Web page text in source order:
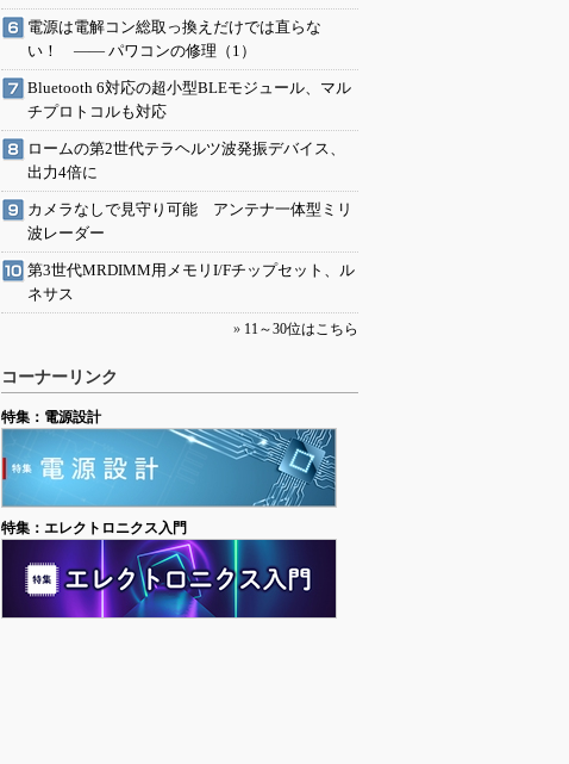
電源は電解コン総取っ換えだけでは直らな
い！ ―― パワコンの修理（1）
Bluetooth 6対応の超小型BLEモジュール、マル
チプロトコルも対応
ロームの第2世代テラヘルツ波発振デバイス、
出力4倍に
カメラなしで見守り可能 アンテナ一体型ミリ
波レーダー
第3世代MRDIMM用メモリI/Fチップセット、ル
ネサス
» 11～30位はこちら
コーナーリンク
特集：電源設計
特集：エレクトロニクス入門